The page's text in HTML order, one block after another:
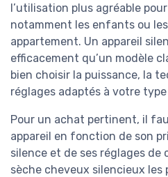
l’utilisation plus agréable
notamment les enfants ou
appartement. Un appareil
efficacement qu’un modèle
bien choisir la puissance, la
réglages adaptés à votre
Pour un achat pertinent, il
appareil en fonction de son
silence et de ses réglages de
sèche cheveux silencieux